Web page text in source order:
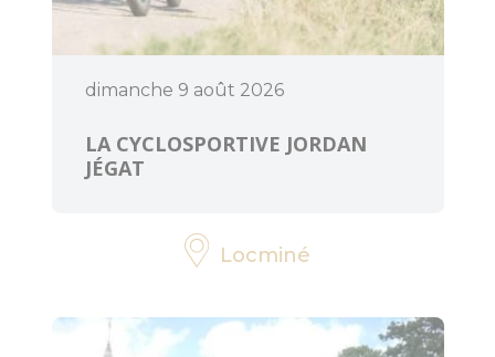
dimanche 9 août 2026
LA CYCLOSPORTIVE JORDAN
JÉGAT
Locminé